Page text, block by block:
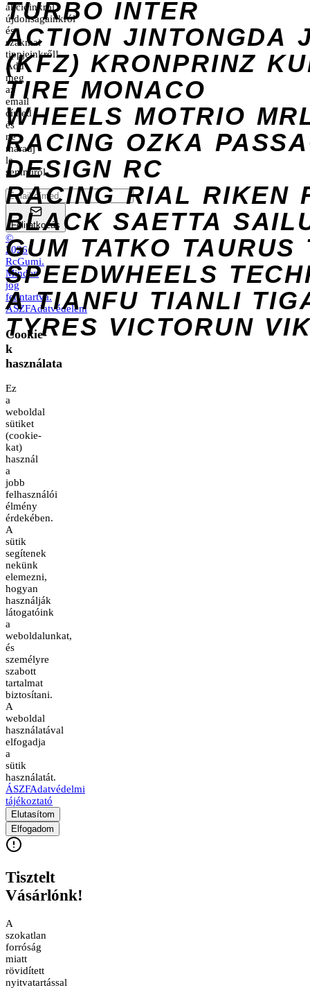
TURBO INTER
ACTION JINTONGDA
(KFZ) KRONPRINZ
TIRE MONACO
WHEELS MOTRIO
RACING OZKA
DESIGN RC
RACING RIAL RIKEN
BLACK SAETTA
GUM TATKO TAURUS
SPEEDWHEELS
A TIANFU TIANLI
TYRES VICTORUN
akcióinkról,
újdonságainkról
és
szakmai
tippjeinkről!
Add
meg
az
email
címed
és
ne
maradj
le
semmiről.
Feliratkozás
©
2026
RcGumi.
Minden
jog
fenntartva.
ÁSZFAdatvédelem
Cookie-
k
használata
Ez
a
weboldal
sütiket
(cookie-
kat)
használ
a
jobb
felhasználói
élmény
érdekében.
A
sütik
segítenek
nekünk
elemezni,
hogyan
használják
látogatóink
a
weboldalunkat,
és
személyre
szabott
tartalmat
biztosítani.
A
weboldal
használatával
elfogadja
a
sütik
használatát.
ÁSZFAdatvédelmi
tájékoztató
Elutasítom
Elfogadom
Tisztelt
Vásárlónk!
A
szokatlan
forróság
miatt
rövidített
nyitvatartással